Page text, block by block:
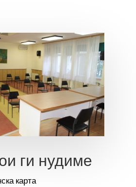
ги нудиме
карта